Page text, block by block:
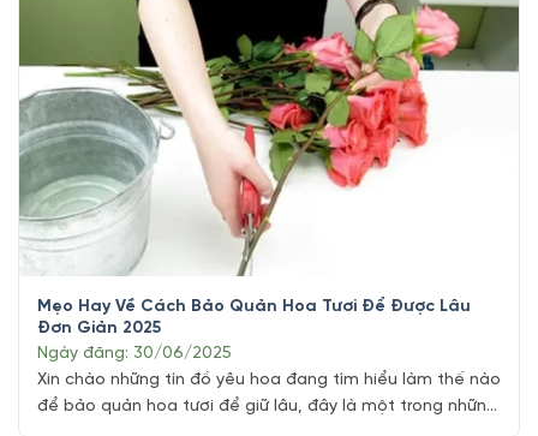
Mẹo Hay Về Cách Bảo Quản Hoa Tươi Để Được Lâu
Đơn Giản 2025
Ngày đăng: 30/06/2025
Xin chào những tín đồ yêu hoa đang tìm hiểu làm thế nào
để bảo quản hoa tươi để giữ lâu, đây là một trong những